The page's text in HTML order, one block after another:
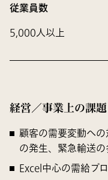
従業員数
5,000人以上
経営／事業上の課題
顧客の需要変動へ
の発生、緊急輸送
Excel中心の需給プ